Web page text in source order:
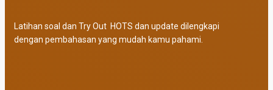
Latihan soal dan Try Out HOTS dan update dilengkapi
dengan pembahasan yang mudah kamu pahami.